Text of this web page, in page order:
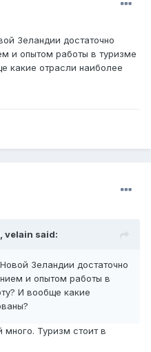
Зеландии достаточно
и опытом работы в туризме
какие отрасли наиболее
velain said:
Зеландии достаточно
и опытом работы в
И вообще какие
Туризм стоит в